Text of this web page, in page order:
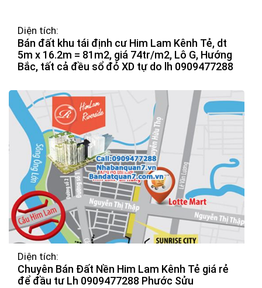
Diện tích:
Bán đất khu tái định cư Him Lam Kênh Tẻ, dt
5m x 16.2m = 81m2, giá 74tr/m2, Lô G, Hướng
Bắc, tất cả đều sổ đỏ XD tự do lh 0909477288
Diện tích:
Chuyên Bán Đất Nền Him Lam Kênh Tẻ giá rẻ
để đầu tư Lh 0909477288 Phước Sửu